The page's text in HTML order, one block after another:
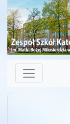
Skip to content